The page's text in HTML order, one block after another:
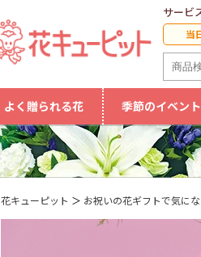
サービ
当
よく贈られる花 季節のイベント
花キューピット お祝いの花ギフトで気に